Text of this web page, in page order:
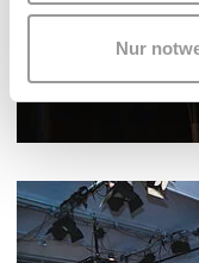
Nur